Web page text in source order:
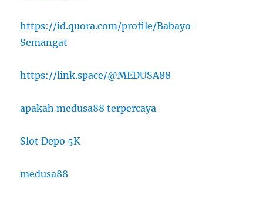
https://id.quora.com/profile/Babayo-
Semangat
https://link.space/@MEDUSA88
apakah medusa88 terpercaya
Slot Depo 5K
medusa88